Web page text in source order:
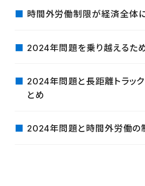
時間外労働制限が経済全体
2024年問題を乗り越えるた
2024年問題と長距離トラッ
とめ
2024年問題と時間外労働の